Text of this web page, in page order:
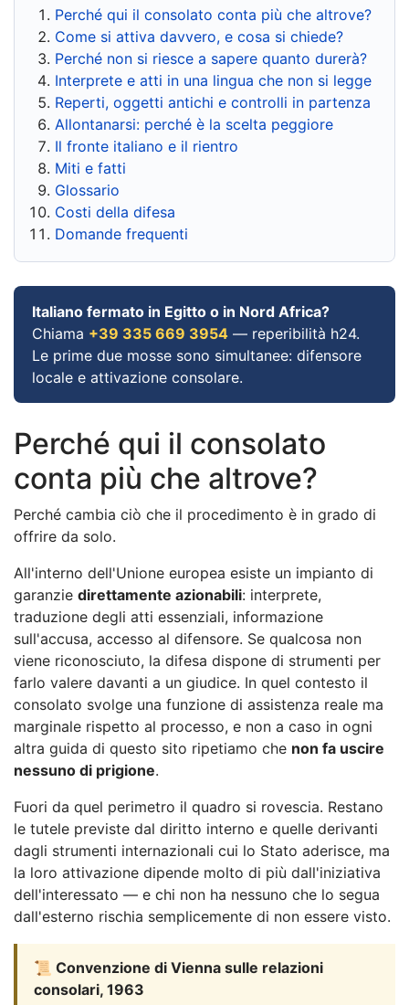
Perché qui il consolato conta più che altrove?
Come si attiva davvero, e cosa si chiede?
Perché non si riesce a sapere quanto durerà?
Interprete e atti in una lingua che non si legge
Reperti, oggetti antichi e controlli in partenza
Allontanarsi: perché è la scelta peggiore
Il fronte italiano e il rientro
Miti e fatti
Glossario
Costi della difesa
Domande frequenti
Italiano fermato in Egitto o in Nord Africa?
Chiama +39 335 669 3954 — reperibilità h24.
Le prime due mosse sono simultanee: difensore
locale e attivazione consolare.
Perché qui il consolato
conta più che altrove?
Perché cambia ciò che il procedimento è in grado di
offrire da solo.
All'interno dell'Unione europea esiste un impianto di
garanzie direttamente azionabili: interprete,
traduzione degli atti essenziali, informazione
sull'accusa, accesso al difensore. Se qualcosa non
viene riconosciuto, la difesa dispone di strumenti per
farlo valere davanti a un giudice. In quel contesto il
consolato svolge una funzione di assistenza reale ma
marginale rispetto al processo, e non a caso in ogni
altra guida di questo sito ripetiamo che non fa uscire
nessuno di prigione.
Fuori da quel perimetro il quadro si rovescia. Restano
le tutele previste dal diritto interno e quelle derivanti
dagli strumenti internazionali cui lo Stato aderisce, ma
la loro attivazione dipende molto di più dall'iniziativa
dell'interessato — e chi non ha nessuno che lo segua
dall'esterno rischia semplicemente di non essere visto.
📜 Convenzione di Vienna sulle relazioni
consolari, 1963